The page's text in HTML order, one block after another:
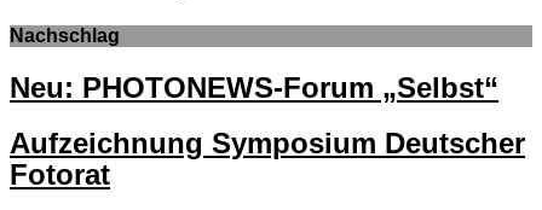
Nachschlag
Neu: PHOTONEWS-Forum „Selbst“
Aufzeichnung Symposium Deutscher
Fotorat